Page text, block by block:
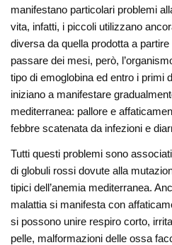
manifestano particolari problemi
vita, infatti, i piccoli utilizzano
diversa da quella prodotta a
passare dei mesi, però,
tipo di emoglobina ed entro i primi
iniziano a manifestare
mediterranea: pallore e
febbre scatenata da infezioni e
Tutti questi problemi sono
di globuli rossi dovute alla
tipici dell’anemia mediterranea.
malattia si manifesta con
si possono unire respiro corto,
pelle, malformazioni delle ossa